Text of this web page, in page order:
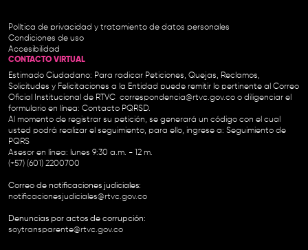
Política de privacidad y tratamiento de datos personales
Condiciones de uso
Accesibilidad
CONTACTO VIRTUAL
Estimado Ciudadano: Para radicar Peticiones, Quejas, Reclamos,
Solicitudes y Felicitaciones a la Entidad puede remitir lo pertinente al Correo
Oficial Institucional de RTVC correspondencia@rtvc.gov.co o diligenciar el
formulario en línea: Contacto PQRSD.
Al momento de registrar su petición, se generará un código con el cual
usted podrá realizar el seguimiento, para ello, ingrese a: Seguimiento de
PQRS
Asesor en línea: lunes 9:30 a.m. - 12 m.
(+57) (601) 2200700
Correo de notificaciones judiciales:
notificacionesjudiciales@rtvc.gov.co
Denuncias por actos de corrupción:
soytransparente@rtvc.gov.co